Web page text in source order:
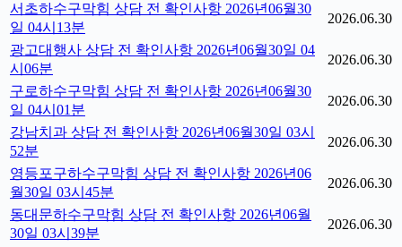
서초하수구막힘 상담 전 확인사항 2026년06월30
일 04시13분
2026.06.30
광고대행사 상담 전 확인사항 2026년06월30일 04
시06분
2026.06.30
구로하수구막힘 상담 전 확인사항 2026년06월30
일 04시01분
2026.06.30
강남치과 상담 전 확인사항 2026년06월30일 03시
52분
2026.06.30
영등포구하수구막힘 상담 전 확인사항 2026년06
월30일 03시45분
2026.06.30
동대문하수구막힘 상담 전 확인사항 2026년06월
30일 03시39분
2026.06.30